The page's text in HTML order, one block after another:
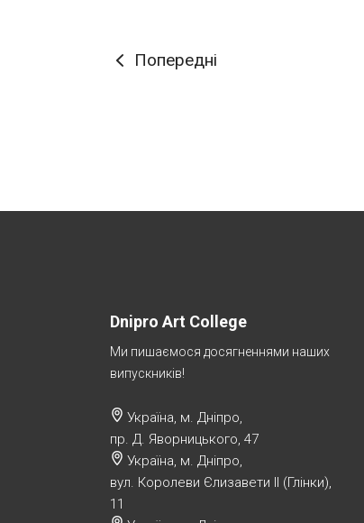
Попередні
Dnipro Art College
Ми пишаємося досягненнями наших
випускників!
Україна, м. Дніпро,
пр. Д. Яворницького, 47
Україна, м. Дніпро,
вул. Королеви Єлизавети ІІ (Глінки),
11